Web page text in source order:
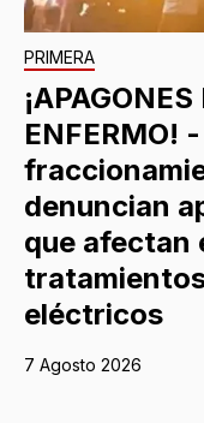
PRIMERA
ENFERMO!
denuncian
que afectan
eléctricos
7 Agosto 2026